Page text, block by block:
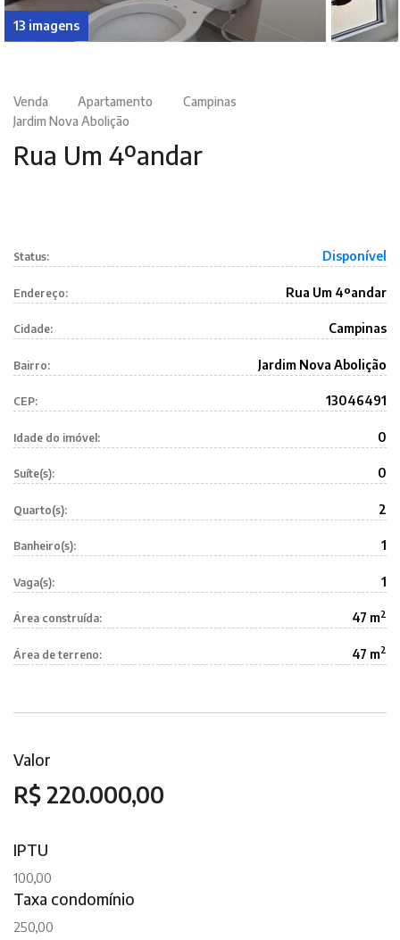
13 imagens
Venda Apartamento
Campinas
Jardim Nova Abolição
Rua Um 4ºandar
Status: Disponível
Endereço: Rua Um 4ºandar
Cidade: Campinas
Bairro: Jardim Nova Abolição
CEP: 13046491
Idade do imóvel: 0
Suíte(s): 0
Quarto(s): 2
Banheiro(s): 1
Vaga(s): 1
Área construída: 47 m2
Área de terreno: 47 m2
Valor
R$ 220.000,00
IPTU
100,00
Taxa condomínio
250,00